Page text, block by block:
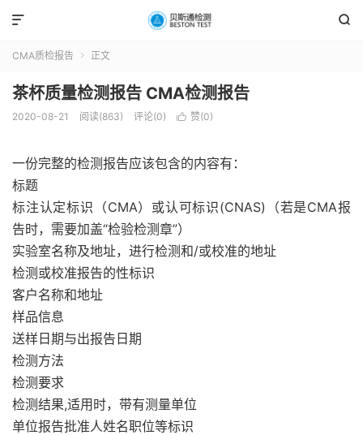


CMA质检报告  正文
茶杯质量检测报告 CMA检测报告
2020-08-21 阅读(863) 评论(0)  赞(0)
一份完整的检测报告应该包含的内容有：
标题
标注认定标识（CMA）或认可标识(CNAS)（若是CMA报
告时，需要加盖“检验检测章”）
实验室名称及地址，进行检测和/或校准的地址
检测或校准报告的性标识
客户名称和地址
样品信息
送样日期与出报告日期
检测方法
检测要求
检测结果,适用时，带有测量单位
单位报告批准人姓名职位等标识